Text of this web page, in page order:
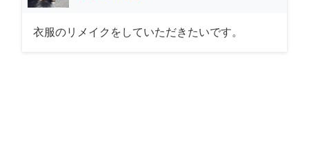
衣服のリメイクをしていただきたいです。